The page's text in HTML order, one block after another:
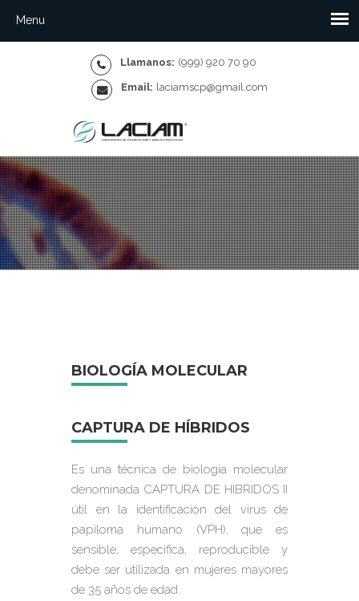
Llamanos: (999) 920 70 90
Email: laciamscp@gmail.com
BIOLOGÍA MOLECULAR
CAPTURA DE HÍBRIDOS
Es una técnica de biología molecular
denominada CAPTURA DE HIBRIDOS II
útil en la identificación del virus de
papiloma humano (VPH), que es
sensible, especifica, reproducible y
debe ser utilizada en mujeres mayores
de 35 años de edad.